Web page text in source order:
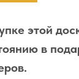
этой
в